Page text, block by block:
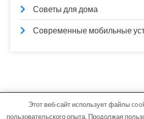
Советы для дома
Современные мобильные
lamintime.ru - Работает на
Этот веб-сайт использует файлы
пользовательского опыта. Продолжая